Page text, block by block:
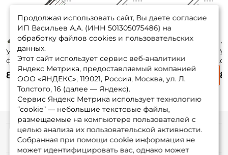
Удилище
фидерное
Maximus Invader
390см. до 150гр. /
MFRI390XH
8 075 ₽
фидерное Nautilus
Resolution River
feeder 390см
120гр+ NRRF13MH
7 600 ₽
фидерное Nautilus
Resolution River
Heavy feeder 390см
7 610 ₽ 8
Продолжая использовать сайт, Вы даете согласие
ИП Васильев А.А. (ИНН 501305075486) на
обработку файлов cookies и пользовательских
данных.
Этот сайт использует сервис веб-аналитики
Яндекс Метрика, предоставляемый компанией
ООО «ЯНДЕКС», 119021, Россия, Москва, ул. Л.
Толстого, 16 (далее — Яндекс).
Сервис Яндекс Метрика использует технологию
“cookie” — небольшие текстовые файлы,
размещаемые на компьютере пользователей с
целью анализа их пользовательской активности.
Собранная при помощи cookie информация не
может идентифицировать вас, однако может
Информация